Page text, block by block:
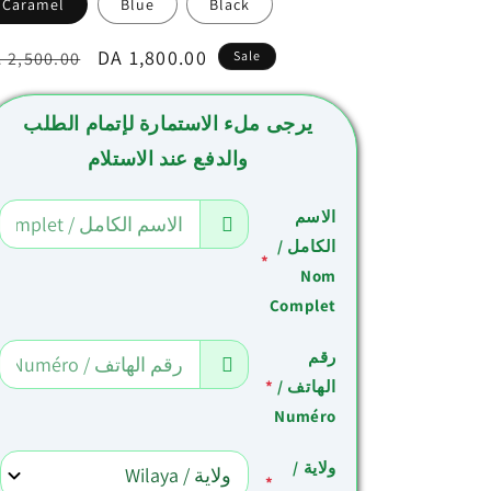
Caramel Blue Black
2,500.00
Sale
price
DA 1,800.00 Sale
يرجى ملء الاستمارة لإتمام الطلب
والدفع عند الاستلام
الاسم
الكامل /
Nom
Complet
*
رقم
الهاتف /
Numéro
*
ولاية /
*